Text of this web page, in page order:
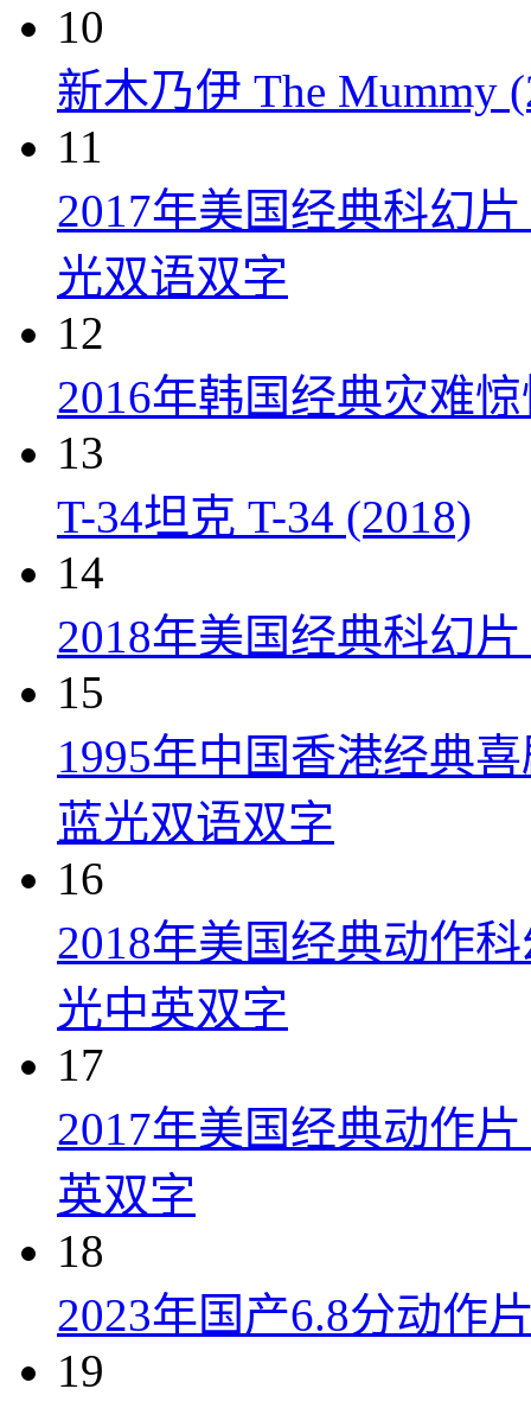
10
新木乃伊 The Mummy
11
2017年美国经典科幻
光双语双字
12
2016年韩国经典灾难
13
T-34坦克 T-34 (2018)
14
2018年美国经典科幻
15
1995年中国香港经典
蓝光双语双字
16
2018年美国经典动作
光中英双字
17
2017年美国经典动作
英双字
18
2023年国产6.8分动作
19